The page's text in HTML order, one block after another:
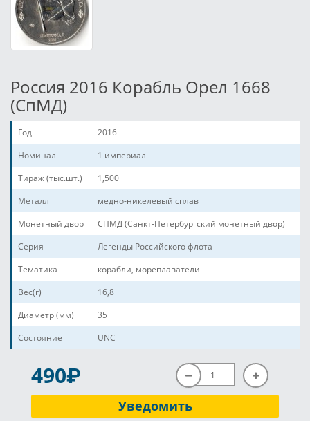
Россия 2016 Корабль Орел 1668
(СпМД)
Год
2016
Номинал
1 империал
Тираж (тыс.шт.)
1,500
Металл
медно-никелевый сплав
Монетный двор
СПМД (Санкт-Петербургский монетный двор)
Серия
Легенды Российского флота
Тематика
корабли, мореплаватели
Вес(г)
16,8
Диаметр (мм)
35
Состояние
UNC
490P
Уведомить